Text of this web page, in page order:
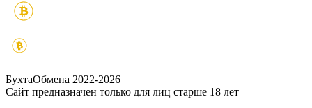
БухтаОбмена 2022-2026
Сайт предназначен только для лиц старше 18 лет